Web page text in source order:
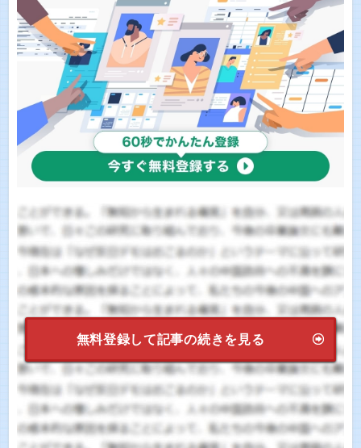
無料登録して記事の続きを見る